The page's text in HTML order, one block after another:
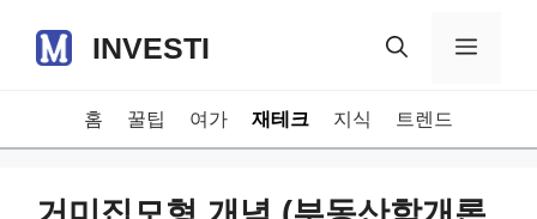
content
INVESTI Menu
홈 꿀팁 여가 재테크 지식 트렌드